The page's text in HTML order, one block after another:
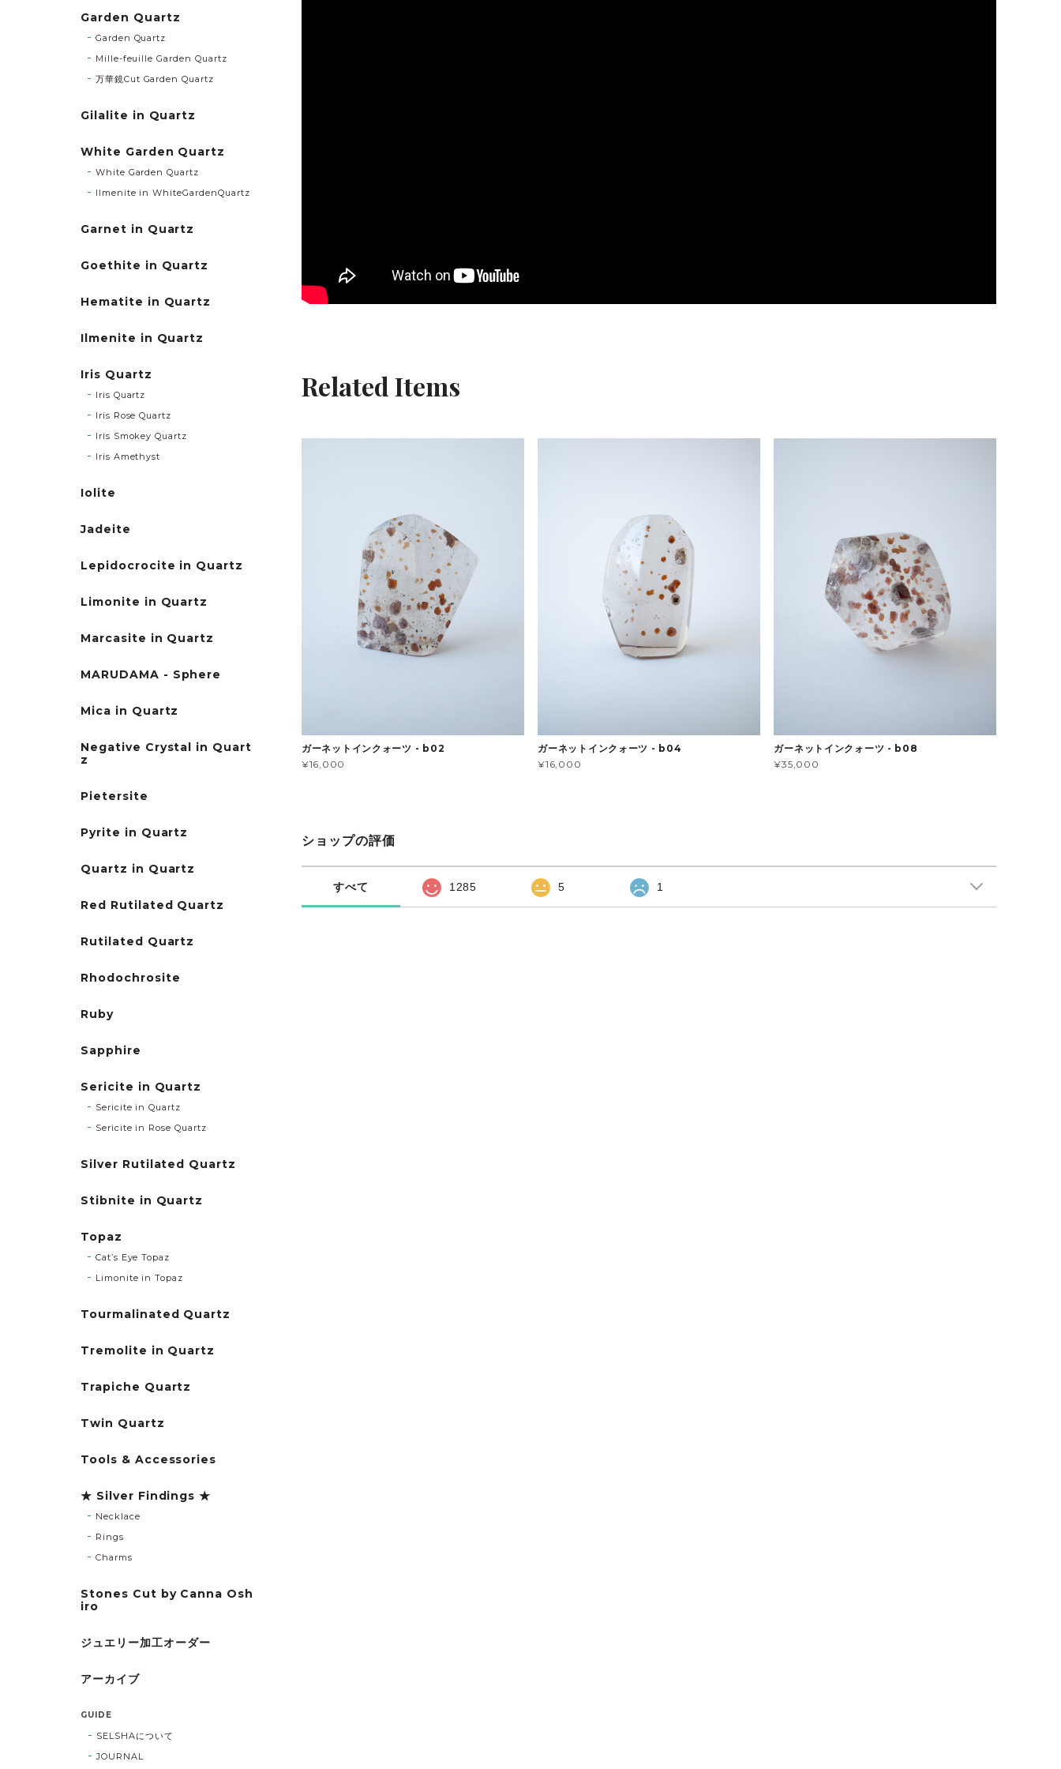
Related Items
ガーネットインクォーツ - b02
¥16,000
ガーネットインクォーツ - b04
¥16,000
ガーネットインクォーツ - b08
¥35,000
ショップの評価
すべて 1285 5 1
Garden Quartz
Garden Quartz
Mille-feuille Garden Quartz
万華鏡Cut Garden Quartz
Gilalite in Quartz
White Garden Quartz
White Garden Quartz
Ilmenite in WhiteGardenQuartz
Garnet in Quartz
Goethite in Quartz
Hematite in Quartz
Ilmenite in Quartz
Iris Quartz
Iris Quartz
Iris Rose Quartz
Iris Smokey Quartz
Iris Amethyst
Iolite
Jadeite
Lepidocrocite in Quartz
Limonite in Quartz
Marcasite in Quartz
MARUDAMA - Sphere
Mica in Quartz
Negative Crystal in Quart
z
Pietersite
Pyrite in Quartz
Quartz in Quartz
Red Rutilated Quartz
Rutilated Quartz
Rhodochrosite
Ruby
Sapphire
Sericite in Quartz
Sericite in Quartz
Sericite in Rose Quartz
Silver Rutilated Quartz
Stibnite in Quartz
Topaz
Cat’s Eye Topaz
Limonite in Topaz
Tourmalinated Quartz
Tremolite in Quartz
Trapiche Quartz
Twin Quartz
Tools & Accessories
★ Silver Findings ★
Necklace
Rings
Charms
Stones Cut by Canna Osh
iro
ジュエリー加工オーダー
アーカイブ
GUIDE
SELSHAについて
JOURNAL